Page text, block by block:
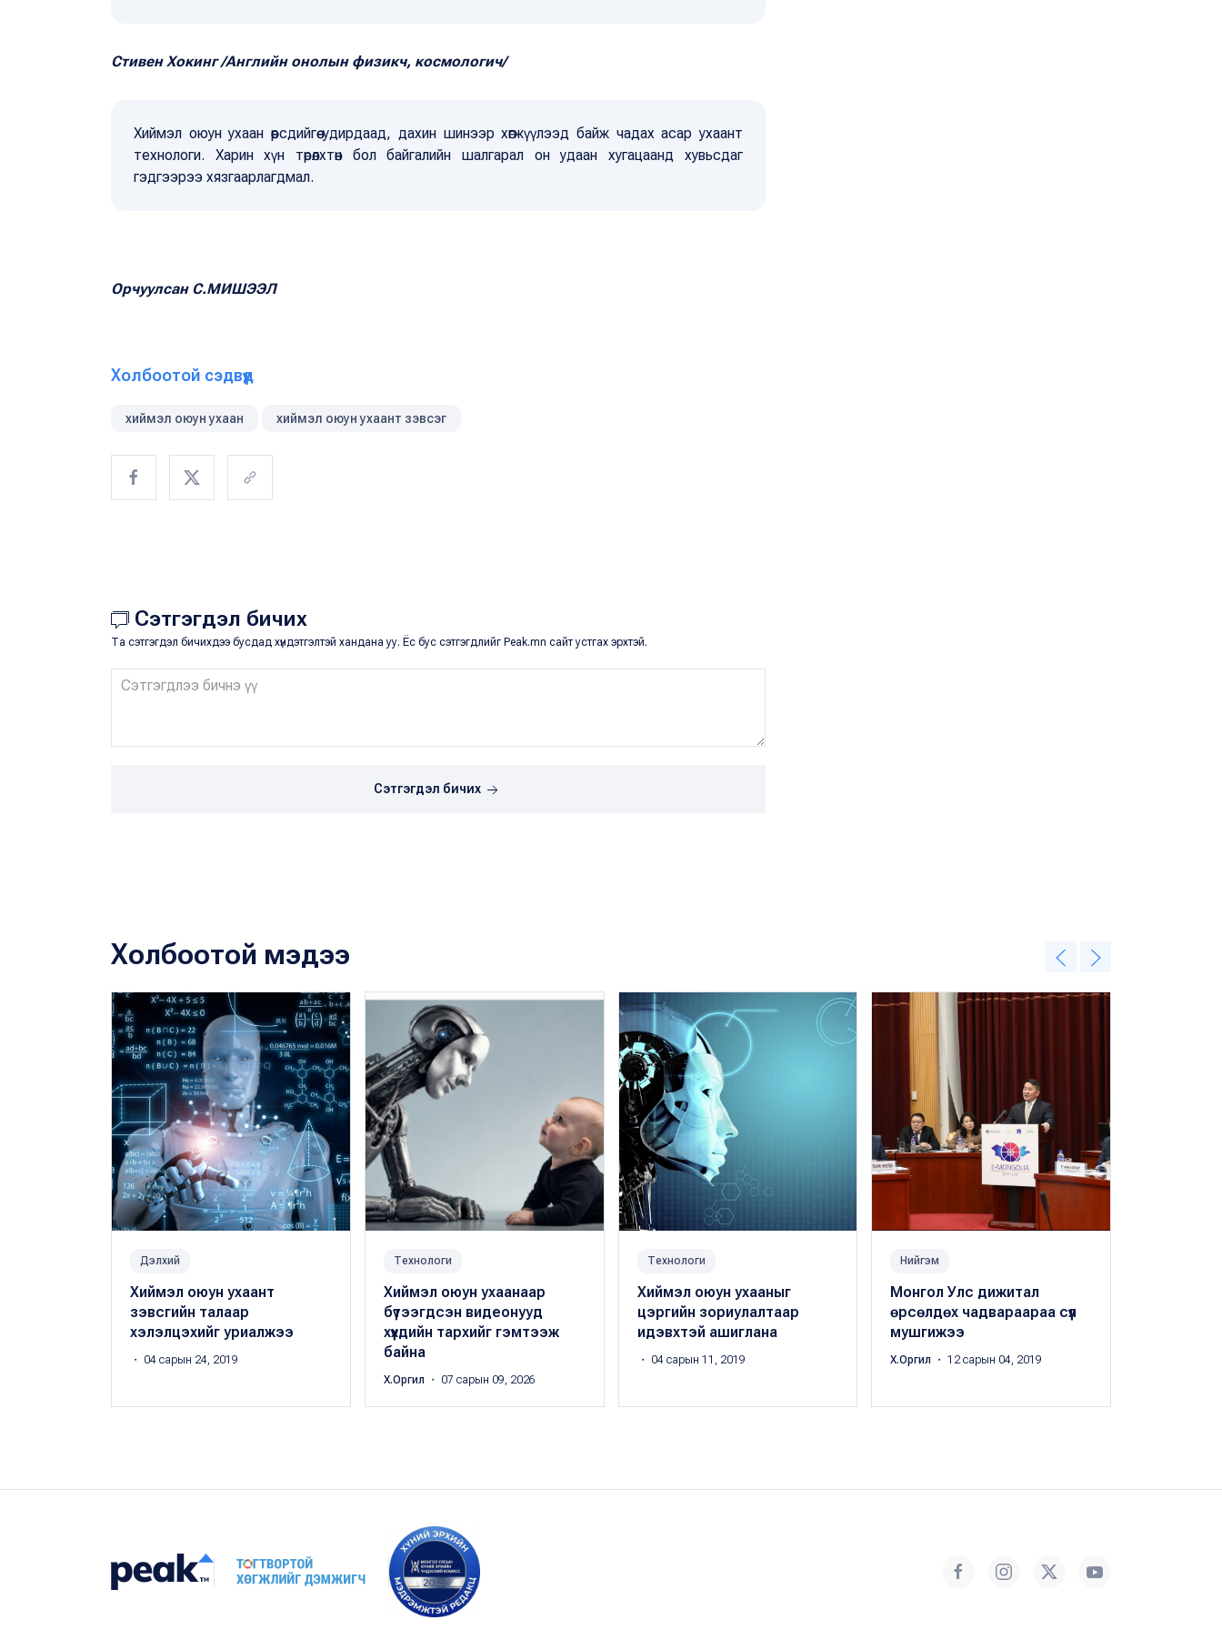
Стивен Хокинг /Английн онолын физикч, космологич/
Хиймэл оюун ухаан өөрсдийгөө удирдаад, дахин шинээр хөгжүүлээд байж чадах асар ухаант
технологи. Харин хүн төрөлхтөн бол байгалийн шалгарал он удаан хугацаанд хувьсдаг
гэдгээрээ хязгаарлагдмал.
Орчуулсан С.МИШЭЭЛ
Холбоотой сэдвүүд
хиймэл оюун ухаан хиймэл оюун ухаант зэвсэг
Сэтгэгдэл бичих
Та сэтгэгдэл бичихдээ бусдад хүндэтгэлтэй хандана уу. Ёс бус сэтгэгдлийг Peak.mn сайт устгах эрхтэй.
Сэтгэгдэл бичих
Холбоотой мэдээ
Дэлхий
Хиймэл оюун ухаант
зэвсгийн талаар
хэлэлцэхийг уриалжээ
・ 04 сарын 24, 2019
Технологи
Хиймэл оюун ухаанаар
бүтээгдсэн видеонууд
хүүхдийн тархийг гэмтээж
байна
Х.Оргил ・ 07 сарын 09, 2026
Технологи
Хиймэл оюун ухааныг
цэргийн зориулалтаар
идэвхтэй ашиглана
・ 04 сарын 11, 2019
Нийгэм
Монгол Улс дижитал
өрсөлдөх чадвараараа сүүл
мушгижээ
Х.Оргил ・ 12 сарын 04, 2019